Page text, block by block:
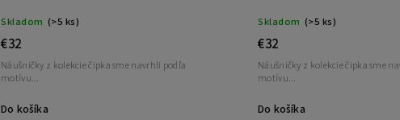
Skladom (>5 ks)
€32
Do košíka
Náušničky z kolekcie čipka sme navrhli podľa
motívu...
Skladom (>5 ks)
€32
Do košíka
Náušničky z kolekcie čipka sme
motívu...